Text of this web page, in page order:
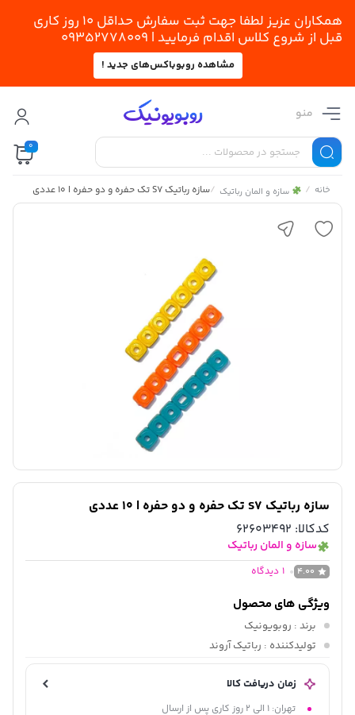
همکاران عزیز لطفا جهت ثبت سفارش حداقل 10 روز کاری
قبل از شروع کلاس اقدام فرمایید | 09352778009
مشاهده روبوباکس‌های جدید !
منو
0
خانه / سازه و المان رباتیک /سازه رباتیک S7 تک حفره و دو حفره | 10 عددی
سازه رباتیک S7 تک حفره و دو حفره | 10 عددی
کدکالا: 62603492
سازه و المان رباتیک
4.00
1 دیدگاه
ویژگی های محصول
برند : روبویونیک
تولیدکننده : رباتیک آروند
زمان دریافت کالا
تهران: 1 الی 2 روز کاری پس از ارسال